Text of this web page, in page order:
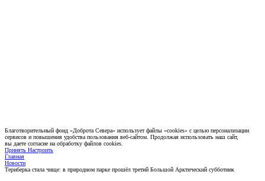
Благотворительный фонд «Доброта Севера» использует файлы «cookies» с целью персонализации
сервисов и повышения удобства пользования веб-сайтом. Продолжая использовать наш сайт,
вы даете согласие на обработку файлов cookies.
Принять Настроить
Главная
Новости
Териберка стала чище: в природном парке прошёл третий Большой Арктический субботник